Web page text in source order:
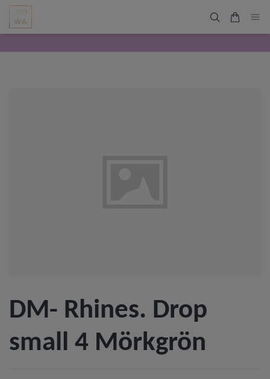
DM- Rhines. Drop
small 4 Mörkgrön